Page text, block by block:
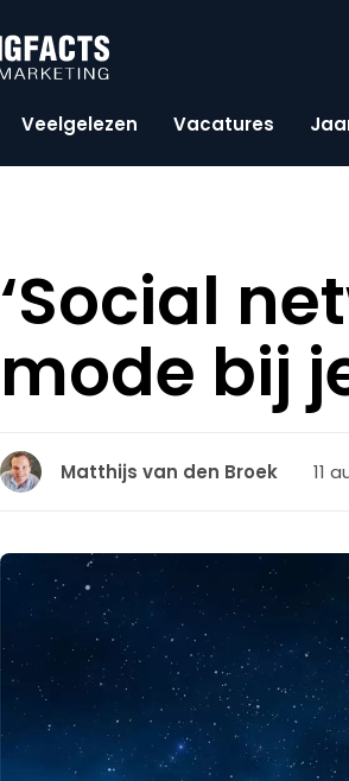
Veelgelezen Vacatures
‘Social
mode bij
Matthijs van den Broek 11